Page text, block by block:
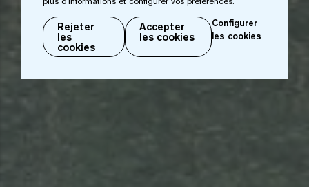
Rejeter
les
cookies
Accepter
les cookies
Configurer
les cookies